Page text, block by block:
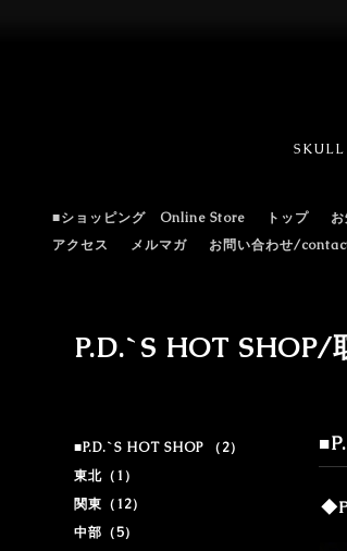
SKULL
■ショッピング Online Store トップ
アクセス
メルマガ お問い合わせ/
■P.D.`S HOT SHOP （2）
東北（1）
関東（12）
中部（5）
P.D.`S HOT SHOP/